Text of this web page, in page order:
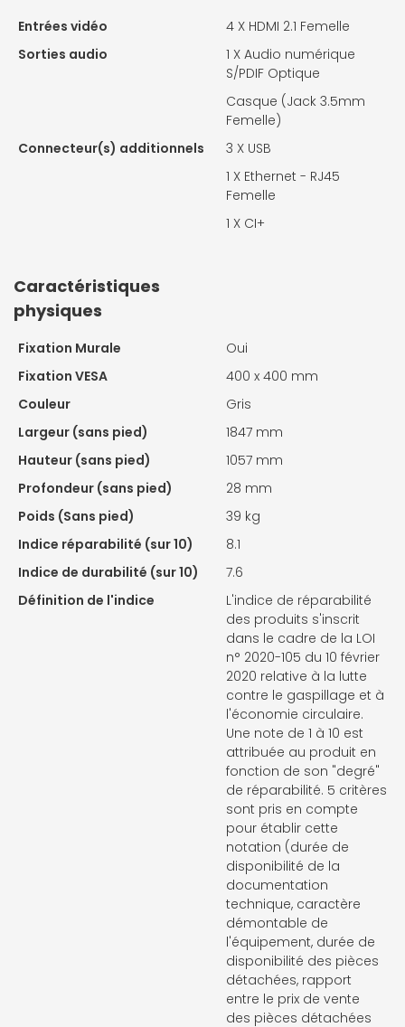
Entrées vidéo 4 X HDMI 2.1 Femelle
Sorties audio
1 X Audio numérique
S/PDIF Optique
Casque (Jack 3.5mm
Femelle)
Connecteur(s) additionnels
3 X USB
1 X Ethernet - RJ45
Femelle
1 X CI+
Caractéristiques
physiques
Fixation Murale
Oui
Fixation VESA
400 x 400 mm
Couleur
Gris
Largeur (sans pied)
1847 mm
Hauteur (sans pied)
1057 mm
Profondeur (sans pied)
28 mm
Poids (Sans pied)
39 kg
Indice réparabilité (sur 10)
8.1
Indice de durabilité (sur 10)
7.6
Définition de l'indice
L'indice de réparabilité
des produits s'inscrit
dans le cadre de la LOI
n° 2020-105 du 10 février
2020 relative à la lutte
contre le gaspillage et à
l'économie circulaire.
Une note de 1 à 10 est
attribuée au produit en
fonction de son "degré"
de réparabilité. 5 critères
sont pris en compte
pour établir cette
notation (durée de
disponibilité de la
documentation
technique, caractère
démontable de
l'équipement, durée de
disponibilité des pièces
détachées, rapport
entre le prix de vente
des pièces détachées